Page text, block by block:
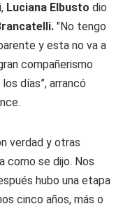
Luciana Elbusto dio
"No tengo
y esta no va a
compañerismo
días”, arrancó
verdad y otras
como se dijo. Nos
hubo una etapa
cinco años, más o